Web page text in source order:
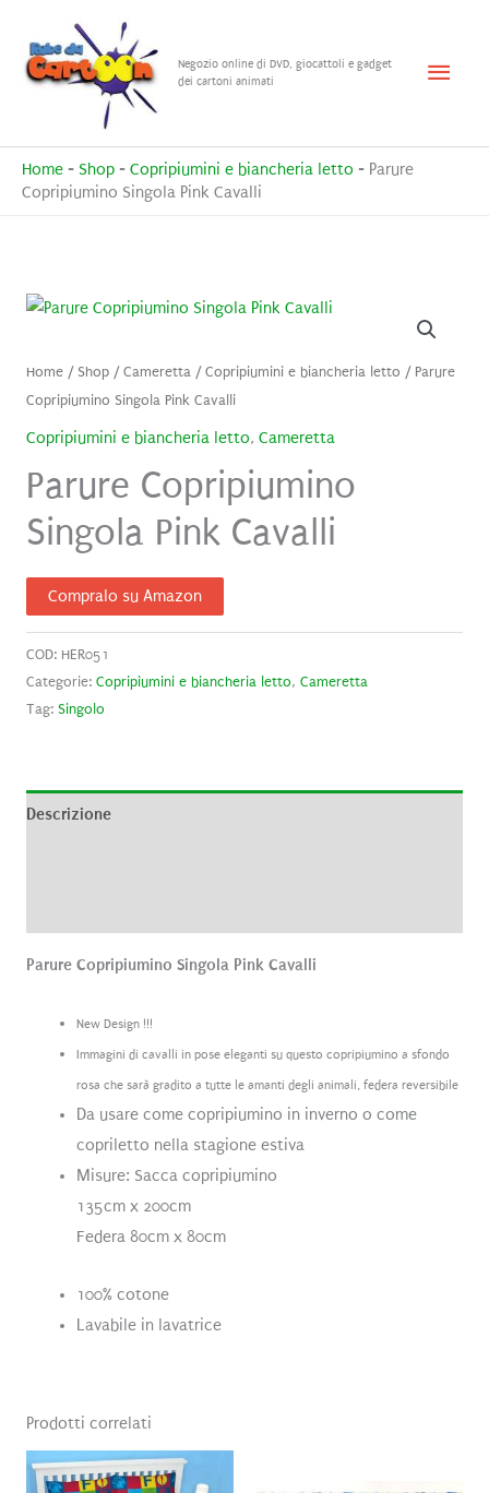
contenuto
Negozio online di DVD, giocattoli e gadget
dei cartoni animati
Menu
Home - Shop - Copripiumini e biancheria letto - Parure
Copripiumino Singola Pink Cavalli
Home/ Shop/Cameretta/Copripiumini e biancheria letto / Parure
Copripiumino Singola Pink Cavalli
Copripiumini e biancheria letto, Cameretta
Parure Copripiumino
Singola Pink Cavalli
Compralo su Amazon
COD: HER051
Categorie: Copripiumini e biancheria letto, Cameretta
Tag: Singolo
Descrizione
Parure Copripiumino Singola Pink Cavalli
New Design !!!
Immagini di cavalli in pose eleganti su questo copripiumino a sfondo
rosa che sarà gradito a tutte le amanti degli animali, federa reversibile
Da usare come copripiumino in inverno o come
copriletto nella stagione estiva
Misure: Sacca copripiumino
135cm x 200cm
Federa 80cm x 80cm
100% cotone
Lavabile in lavatrice
Prodotti correlati